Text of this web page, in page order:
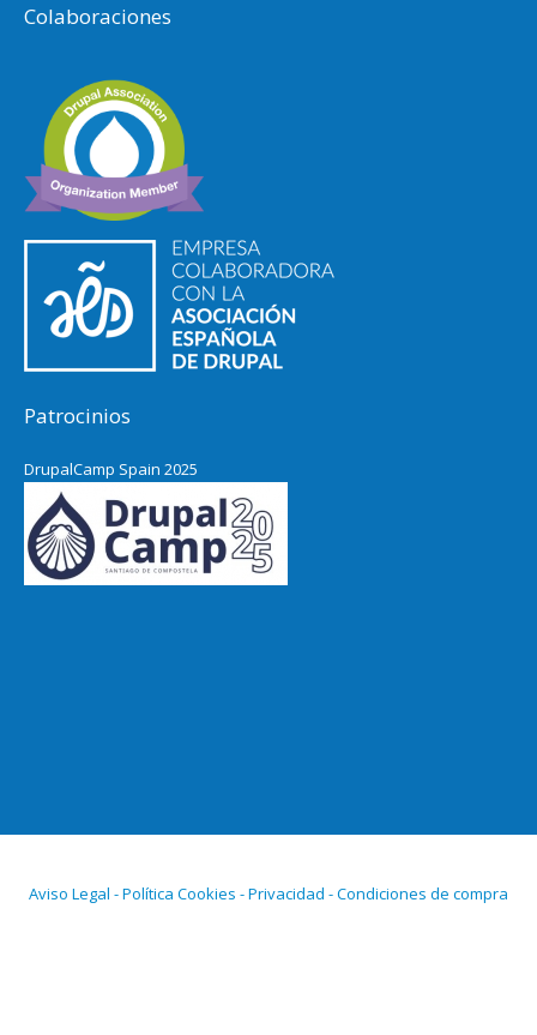
Colaboraciones
Patrocinios
DrupalCamp Spain 2025
Pacific Northwest Drupal Summit
2024
Aviso Legal - Política Cookies - Privacidad - Condiciones de compra